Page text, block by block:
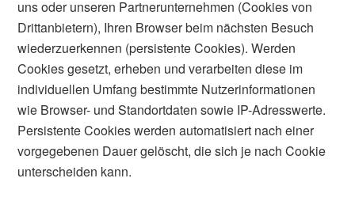
uns oder unseren Partnerunternehmen (Cookies von
Drittanbietern), Ihren Browser beim nächsten Besuch
wiederzuerkennen (persistente Cookies). Werden
Cookies gesetzt, erheben und verarbeiten diese im
individuellen Umfang bestimmte Nutzerinformationen
wie Browser- und Standortdaten sowie IP-Adresswerte.
Persistente Cookies werden automatisiert nach einer
vorgegebenen Dauer gelöscht, die sich je nach Cookie
unterscheiden kann.